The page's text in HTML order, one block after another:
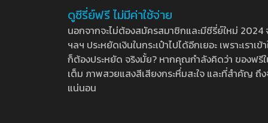
ดูซีรี่ย์ฟรี ไม่มีค่าใช้จ่าย
นอกจากจะไม่ต้องสมัครสมาชิกและมีซีรี่ย์ใหม่
ฯลฯ ประหยัดเงินในกระเป๋าไปได้อีกเยอะ เพราะเร
ก็ต้องประหยัด จริงมั้ย? หากคุณกำลังคิดว่า ของฟ
เต็ม ภาพสวยแสงสีเสียงกระหึ่มสะใจ และที่สำคัญ
แน่นอน